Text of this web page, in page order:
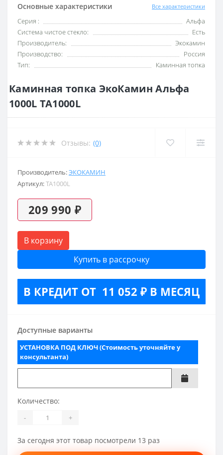
Основные характеристики Все характеристики
Серия :
Альфа
Система чистое стекло:
Есть
Производитель:
Экокамин
Производство:
Россия
Тип:
Каминная топка
Каминная топка ЭкоКамин Альфа
1000L TA1000L
Отзывы: (0)
Производитель:ЭКОКАМИН
Артикул:TA1000L
209 990 ₽
В корзину
Купить в рассрочку
В КРЕДИТ ОТ 11 052 ₽ В МЕСЯЦ
Доступные варианты
УСТАНОВКА ПОД КЛЮЧ (Стоимость уточняйте у
консультанта)
Количество:
- +
За сегодня этот товар посмотрели 13 раз